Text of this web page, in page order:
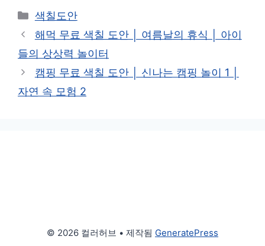
카
테
리
색칠도안
해먹 무료 색칠 도안 │ 여름날의 휴식 │ 아이
들의 상상력 놀이터
캠핑 무료 색칠 도안 │ 신나는 캠핑 놀이 1 │
자연 속 모험 2
© 2026 컬러허브 • 제작됨 GeneratePress